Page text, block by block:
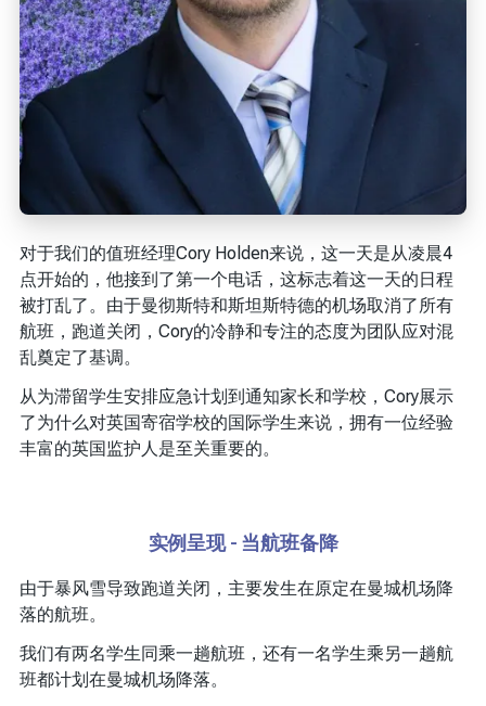
对于我们的值班经理Cory Holden来说，这一天是从凌晨4
点开始的，他接到了第一个电话，这标志着这一天的日程
被打乱了。由于曼彻斯特和斯坦斯特德的机场取消了所有
航班，跑道关闭，Cory的冷静和专注的态度为团队应对混
乱奠定了基调。
从为滞留学生安排应急计划到通知家长和学校，Cory展示
了为什么对英国寄宿学校的国际学生来说，拥有一位经验
丰富的英国监护人是至关重要的。
实例呈现 - 当航班备降
由于暴风雪导致跑道关闭，主要发生在原定在曼城机场降
落的航班。
我们有两名学生同乘一趟航班，还有一名学生乘另一趟航
班都计划在曼城机场降落。